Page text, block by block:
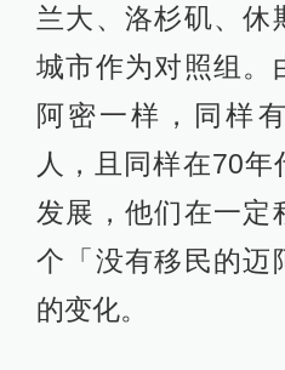
兰大、洛杉矶、休
城市作为对照组。
阿密一样，同样
人，且同样在70
发展，他们在一定
个「没有移民的迈
的变化。